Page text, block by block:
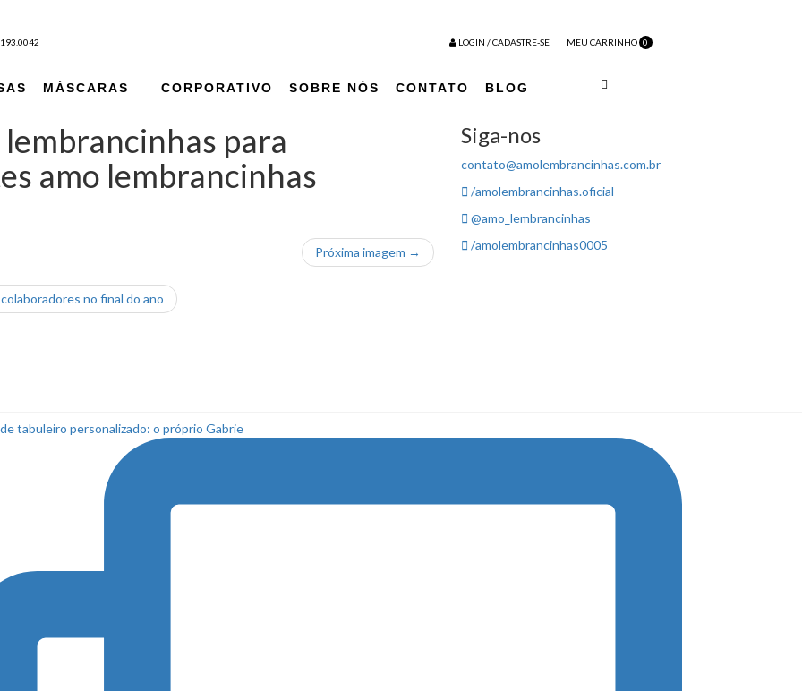
LOGIN / CADASTRE-SE MEU CARRINHO 0
MÁSCARAS CORPORATIVO SOBRE NÓS CONTATO BLOG
para
amo lembrancinhas
Próxima imagem →
no final do ano
Siga-nos
contato@amolembrancinhas.com.br
/amolembrancinhas.oficial
@amo_lembrancinhas
/amolembrancinhas0005
tabuleiro personalizado: o próprio Gabrie